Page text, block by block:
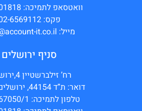
וואטסאפ לתמיכה: 0528401818
פקס: 02-6569112
מייל: info@account-it.co.il
סניף ירושלים
רח’ זילברשטיין 4,ירושלים
דואר: ת”ד 44154, ירושלים 91441
טלפון לתמיכה: 02-6567050/1